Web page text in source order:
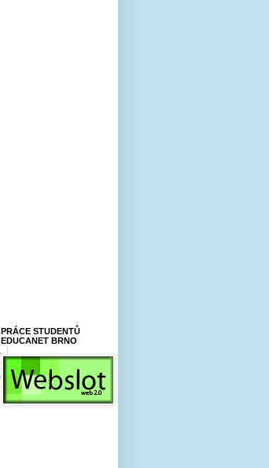
PRÁCE STUDENTŮ
EDUCANET BRNO